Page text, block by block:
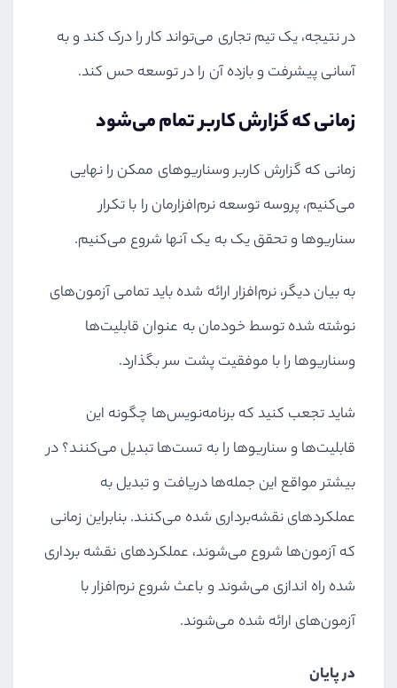
در نتیجه، یک تیم تجاری می‌تواند کار را درک کند و به
آسانی پیشرفت و بازده آن را در توسعه حس کند.
زمانی که گزارش کاربر تمام می‌شود
زمانی که گزارش کاربر وسناریوهای ممکن را نهایی
می‌کنیم، پروسه توسعه نرم‌افزارمان را با تکرار
سناریوها و تحقق یک به یک آنها شروع می‌کنیم.
به بیان دیگر، نرم‌افزار ارائه شده باید تمامی آزمون‌های
نوشته شده توسط خودمان به عنوان قابلیت‌ها
وسناریو‌ها را با موفقیت پشت سر بگذارد.
شاید تجعب کنید که برنامه‌نویس‌ها چگونه این
قابلیت‌ها و سناریوها را به تست‌ها تبدیل می‌کنند؟ در
بیشتر مواقع این جمله‌ها دریافت و تبدیل به
عملکردهای نقشه‌برداری شده می‌کنند. بنابراین زمانی
که آزمون‌ها شروع می‌شوند، عملکردهای نقشه برداری
شده راه اندازی می‌شوند و باعث شروع نرم‌افزار با
آزمون‌های ارائه شده می‌شوند.
در پایان